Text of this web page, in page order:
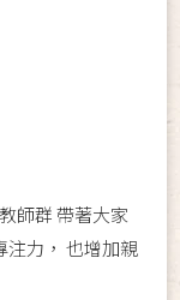
師群 帶著大家
注力， 也增加親